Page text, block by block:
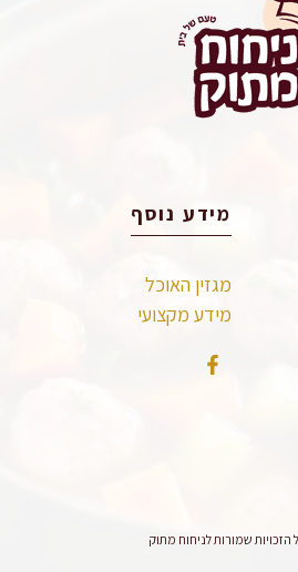
מידע נוסף
מגזין האוכל
מידע מקצועי